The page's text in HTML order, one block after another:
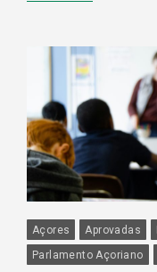
Açores Aprovadas
Parlamento Açoriano